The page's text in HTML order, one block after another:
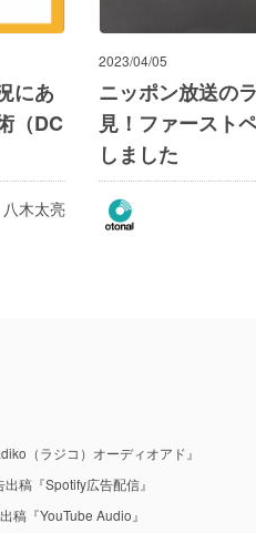
にあ
（DC
八木太亮
2023/04/05
ニッポン放送の
見！ファースト
しました
（ラジコ）オーディオアド』
稿『Spotify広告配信』
稿『YouTube Audio』